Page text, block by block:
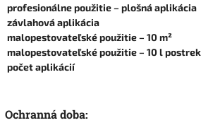
profesionálne použitie – plošná aplikácia
závlahová aplikácia
malopestovateľské použitie – 10 m²
malopestovateľské použitie – 10 l
počet aplikácií
Ochranná doba: